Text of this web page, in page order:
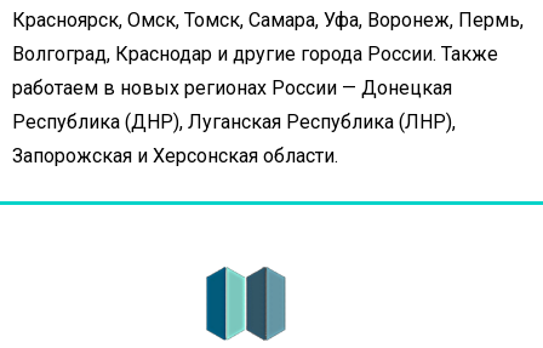
Красноярск, Омск, Томск, Самара, Уфа, Воронеж, Пермь,
Волгоград, Краснодар и другие города России. Также
работаем в новых регионах России — Донецкая
Республика (ДНР), Луганская Республика (ЛНР),
Запорожская и Херсонская области.